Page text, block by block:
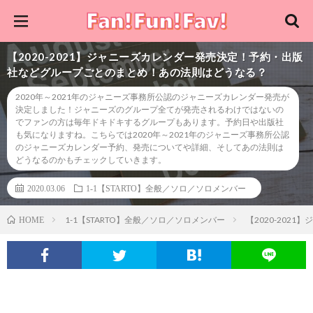
【2020-2021】ジャニーズカレンダー発売決定！予約・出版
社などグループごとのまとめ！あの法則はどうなる？
2020年～2021年のジャニーズ事務所公認のジャニーズカレンダー発売が
決定しました！ジャニーズのグループ全てが発売されるわけではないの
でファンの方は毎年ドキドキするグループもあります。予約日や出版社
も気になりますね。こちらでは2020年～2021年のジャニーズ事務所公認
のジャニーズカレンダー予約、発売についてや詳細、そしてあの法則は
どうなるのかもチェックしていきます。
2020.03.06 1-1【STARTO】全般／ソロ／ソロメンバー
HOME 1-1【STARTO】全般／ソロ／ソロメンバー 【2020-2021】